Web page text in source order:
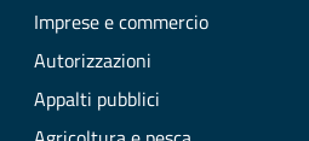
Imprese e commercio
Autorizzazioni
Appalti pubblici